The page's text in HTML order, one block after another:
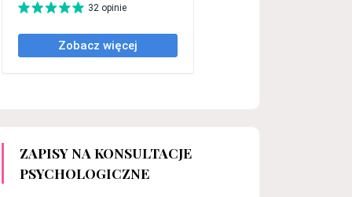
ZAPISY NA KONSULTACJE
PSYCHOLOGICZNE